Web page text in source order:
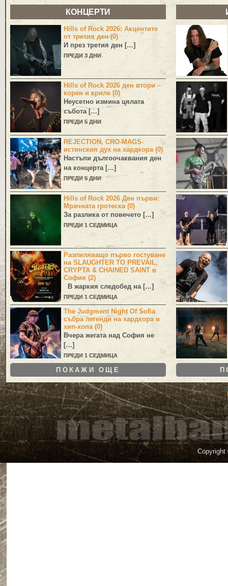
КОНЦЕРТИ
Hills of Rock 2026: Акцентите
от третия ден (0)
И през третия ден […]
ПРЕДИ 3 ДНИ
Hills of Rock 2026 ден втори –
корен и криле (0)
Неусетно измина цялата
събота […]
ПРЕДИ 5 ДНИ
REJECTION, CRO-MAGS-
истинския дух на хардкора (0)
Настъпи дългоочаквания ден
на концерта […]
ПРЕДИ 5 ДНИ
Hills of Rock 2026 Ден първи:
Мрачната гротеска (0)
За разлика от повечето […]
ПРЕДИ 1 СЕДМИЦА
Разпиляващо първо гостуване
на SLAUGHTER TO PREVAIL,
CRYPTA & CHAINED SAINT в
София (2)
В жаркия следобед на […]
ПРЕДИ 1 СЕДМИЦА
The Judgment Night Of Sofia
събра легенди на хардкора и
хип-хопа (0)
Вчера жегата над София не
[…]
ПРЕДИ 1 СЕДМИЦА
ПОКАЖИ ОЩЕ